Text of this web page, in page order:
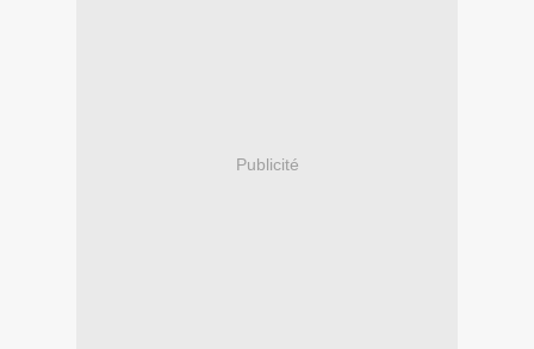
Publicité